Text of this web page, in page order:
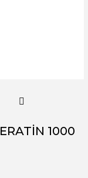
1000